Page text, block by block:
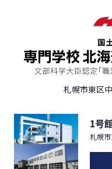
札幌市東区
1号
札幌